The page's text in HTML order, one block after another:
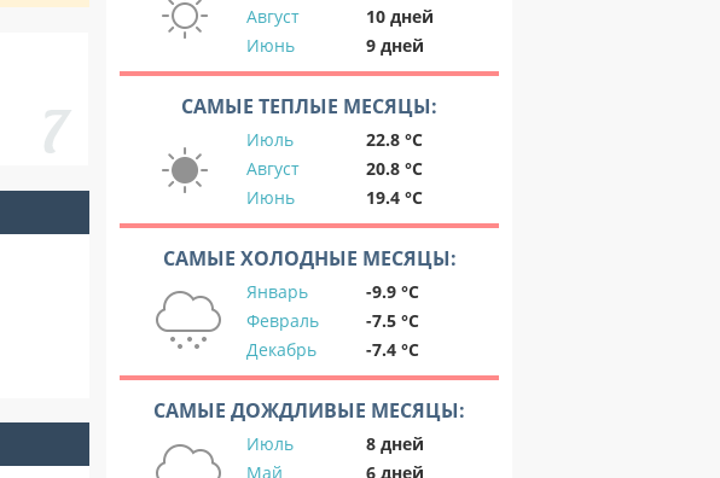
Август
10 дней
Июнь
9 дней
САМЫЕ ТЕПЛЫЕ МЕСЯЦЫ:
Июль
22.8 °C
Август
20.8 °C
Июнь
19.4 °C
САМЫЕ ХОЛОДНЫЕ МЕСЯЦЫ:
Январь
-9.9 °C
Февраль
-7.5 °C
Декабрь
-7.4 °C
САМЫЕ ДОЖДЛИВЫЕ МЕСЯЦЫ:
Июль
8 дней
Май
6 дней